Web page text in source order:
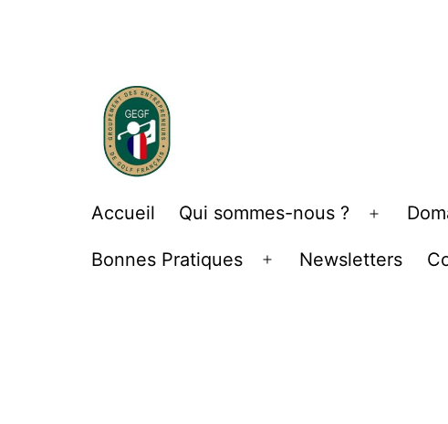
Groupement
Entrepreneurs
Accueil Qui sommes-nous ?
Ouvrir
le
Bonnes Pratiques
Ouvrir
Newsletters